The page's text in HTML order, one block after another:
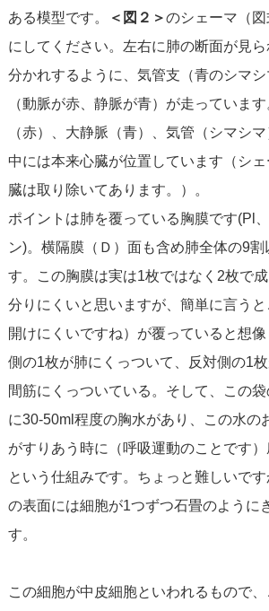
ある模型です。
＜図２＞のシェーマ（
にしてください。左右に肺の断面が見
分かれするように、気管支（青のシマ
（動脈が赤、静脈が青）が走っていま
（赤）、大静脈（青）、気管（シマシ
中には本来心臓が位置しています（シ
臓は取り除いてあります。）。
ポイントは肺を覆っている胸膜です(Pl
ン)。横隔膜（Ｄ）面も含め肺全体の9割
す。この胸膜は実は1枚ではなく2枚で成
分りにくいと思いますが、簡単に言う
開けにくいですね）が覆っていると想
側の1枚が肺にくっついて、反対側の1
間筋にくっついている。そして、この
に30-50ml程度の胸水があり、この水の
がすりあう時に（呼吸運動のことです
という仕組みです。ちょっと難しいで
の表面には細胞が1つずつ石畳のように
す。
この細胞が中皮細胞といわれるもので、